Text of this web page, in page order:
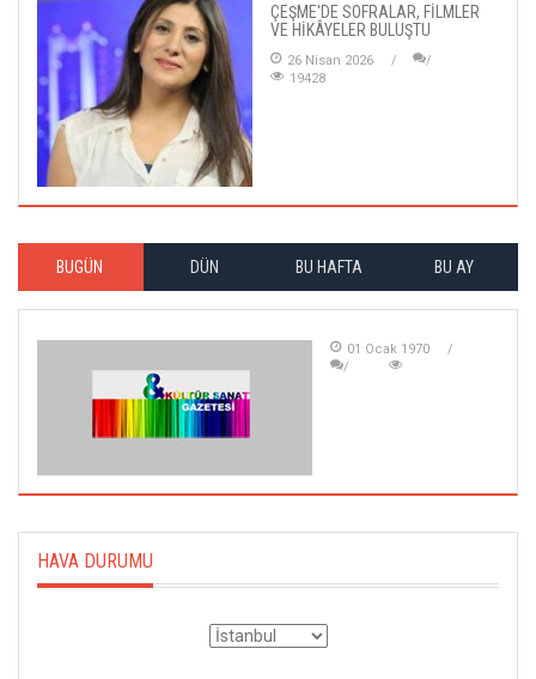
ÇEŞME'DE SOFRALAR, FİLMLER
VE HİKÂYELER BULUŞTU
26 Nisan 2026
19428
BUGÜN DÜN BU HAFTA BU AY
01 Ocak 1970
HAVA DURUMU